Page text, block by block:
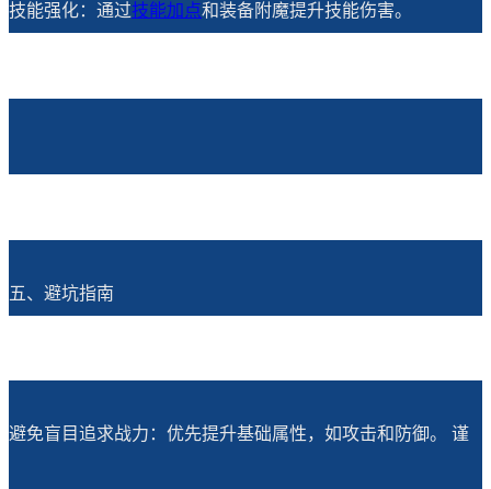
技能强化：通过技能加点和装备附魔提升技能伤害。
五、避坑指南
避免盲目追求战力：优先提升基础属性，如攻击和防御。 谨